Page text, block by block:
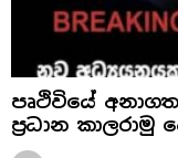
පෘථිවියේ
ප්‍රධාන කාලරාමු